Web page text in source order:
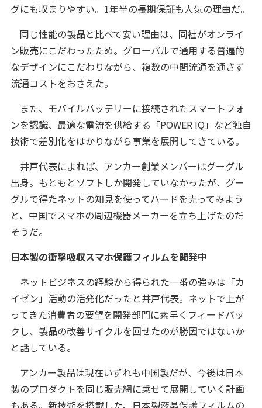
グにも収まりやすい。1年半の長期保証も人気の理由だ。
同じ性能の製品と比べて安い理由は、同社がオンライ
ン販売にこだわったため。グローバルで通用する普遍的
なデザインにこだわりながら、複数の中間流通を通さず
流通コストをおさえた。
また、モバイルバッテリーに接続されたスマートフォ
ンを認識、最適な電流を供給する「POWER IQ」など独自
技術で差別化をはかりながら事業を展開してきている。
井戸代表によれば、アンカー創業メンバーはグーグル
出身。もともとソフトしか開発していなかったが、グー
グルで得たネットの知見を使ってハードを売ってみよう
と、中国でスマホの周辺機器メーカーを立ち上げたのだ
そうだ。
日本製の衝撃吸収スマホ保護フィルムを開発中
ネットビジネスの経験から得られた一番の強みは「カ
イゼン」活動の活発化だったと井戸代表。ネットで上が
ってきた消費者の要望を開発部門に素早くフィードバッ
クし、製品の改善サイクルを回せたのが勝因ではないか
と話している。
アンカー製品は現在いずれも中国製だが、今後は日本
製のプロダクトを同じ販売網に乗せて展開していく計画
もある。新技術を搭載した、日本製液晶保護フィルムの